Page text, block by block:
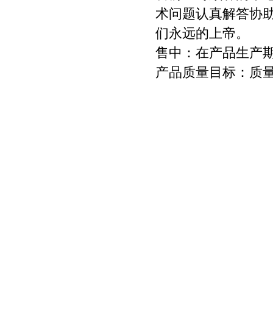
术问题认真解答协
们永远的上帝。
售中：在产品生产
产品质量目标：质